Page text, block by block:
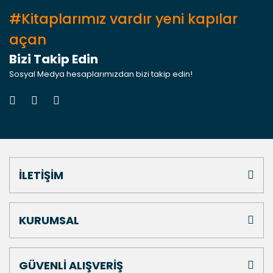
#Kitaplarımız vardır yeni kapılar
açan
Bizi Takip Edin
Sosyal Medya hesaplarımızdan bizi takip edin!
İLETİŞİM
KURUMSAL
GÜVENLİ ALIŞVERİŞ